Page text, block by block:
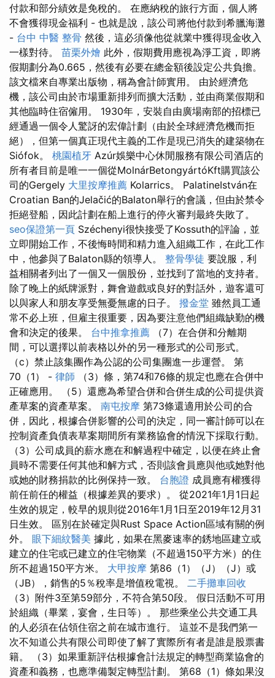
付款和部分績效是免稅的。 在應納稅的旅行方面，個人將
不會獲得現金福利 - 也就是說，該公司將他付款到希臘海灘
- 台中 中醫 整骨 然後，這必須像他從就業中獲得現金收入
一樣對待。 苗栗外燴 此外，假期費用應視為淨工資，即將
假期劃分為0.665，然後有必要在總金額後設定公共負擔。
該文檔來自專業出版物，稱為會計師實用。 由於經濟危
機，該公司由於市場重新排列而擴大活動，並由商業假期和
其他臨時住宿僱用。 1930年，安裝自由廣場南部的招標已
經通過一個令人驚訝的宏偉計劃（由於全球經濟危機而拒
絕），但第一個真正現代主義的工作是現已消失的建築物在
Siófok。 桃園植牙 Azúr娛樂中心休閒服務有限公司酒店的
所有者目前是唯一一個從MolnárBetongyártóKft購買該公
司的Gergely 大里按摩推薦 Kolarrics。 PalatineIstván在
Croatian Ban的Jelačić的Balaton舉行的會議，但由於禁令
拒絕登船，因此計劃在船上進行的停火審判最終失敗了。
seo保證第一頁 Széchenyi很快接受了Kossuth的評論，並
立即開始工作，不後悔時間和精力進入組織工作，在此工作
中，他參與了Balaton縣的領導人。 整骨學徒 要說服，利
益相關者列出了一個又一個股份，並找到了當地的支持者。
除了晚上的紙牌派對，舞會遊戲或良好的對話外，遊客還可
以與家人和朋友享受無憂無慮的日子。 撥金堂 雖然員工通
常不必上班，但雇主很重要，因為要注意他們組織缺勤的機
會和決定的後果。 台中推拿推薦 （7）在合併和分離期
間，可以選擇以前表格以外的另一種形式的公司形式。
（c）禁止該集團作為公認的公司集團進一步運營。 第
70（1） - 律師 （3）條，第74和76條的規定也應在合併中
正確應用。 （5）還應為希望合併和合併生成的公司提供資
產草案的資產草案。 南屯按摩 第73條還適用於公司的合
併，因此，根據合併影響的公司的決定，同一審計師可以在
控制資產負債表草案期間所有業務協會的情況下採取行動。
（3）公司成員的薪水應在和解過程中確定，以便在終止會
員時不需要任何其他和解方式，否則該會員應與他或她對他
或她的財務捐款的比例保持一致。 台胞證 成員應有權獲得
前任前任的權益（根據差異的要求）。 從2021年1月1日起
生效的規定，較早的規則從2016年1月1日至2019年12月31
日生效。 區別在於確定與Rust Space Action區域有關的例
外。 眼下細紋醫美 據此，如果在黑麥速率的銹地區建立或
建立的住宅或已建立的住宅物業（不超過150平方米）的住
所不超過150平方米。 大甲按摩 第86（1）（J）（J）或
（JB），銷售的5％稅率是增值稅電視。 二手攤車回收
（3）附件3至第59部分，不符合第50段。 假日活動不可用
於組織（畢業，宴會，生日等）。 那些乘坐公共交通工具
的人必須在佔領住宿之前在城市進行。 這並不是我們第一
次不知道公共有限公司即使了解了實際所有者是誰是股票書
籍。 （3）如果重新評估根據會計法規定的轉型商業協會的
資產和義務，也應準備製定轉型計劃。 第68（1）條如果沒